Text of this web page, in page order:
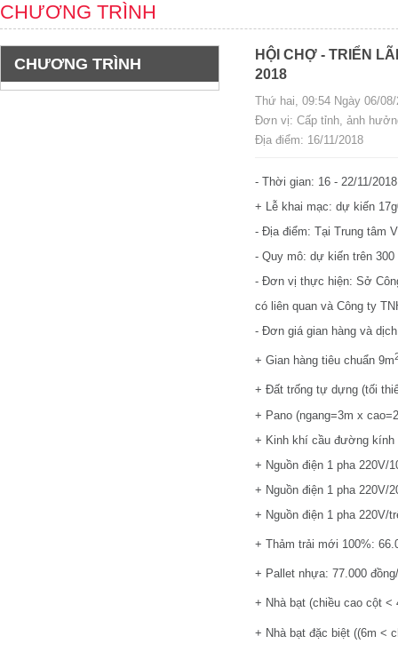
CHƯƠNG TRÌNH
CHƯƠNG TRÌNH
HỘI CHỢ - TRIỂN
2018
Thứ hai, 09:54 Ngày 06/
Đơn vị: Cấp tỉnh, ảnh
Địa điểm: 16/11/2018
- Thời gian: 16 - 22/11/
+ Lễ khai mạc: dự kiến
- Địa điểm: Tại Trung tâm
- Quy mô: dự kiến trên
- Đơn vị thực hiện: Sở
có liên quan và Công ty
- Đơn giá gian hàng và
+ Gian hàng tiêu chuẩn 9m
+ Đất trống tự dựng (tối
+ Pano (ngang=3m x
+ Kinh khí cầu đường kính
+ Nguồn điện 1 pha 220V/
+ Nguồn điện 1 pha 220V/
+ Nguồn điện 1 pha 220V/
+ Thảm trải mới 100%:
+ Pallet nhựa: 77.000
+ Nhà bạt (chiều cao cột <
+ Nhà bạt đặc biệt ((6m <